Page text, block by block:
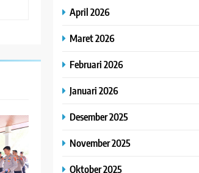
April 2026
Maret 2026
Februari 2026
Januari 2026
Desember 2025
November 2025
Oktober 2025